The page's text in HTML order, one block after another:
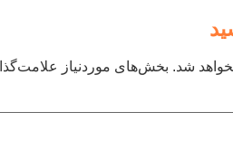
شد. بخش‌های موردنیاز